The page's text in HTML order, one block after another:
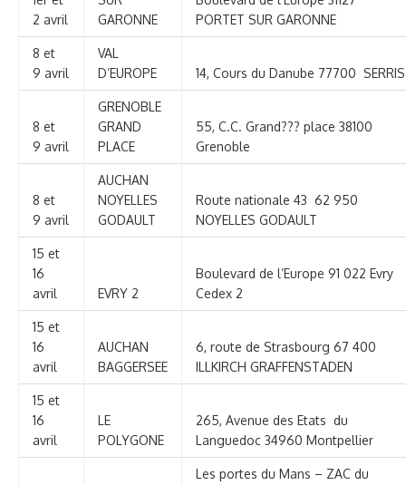
2 avril
GARONNE
PORTET SUR GARONNE
8 et
9 avril
VAL
D’EUROPE
14, Cours du Danube 77700 SERRIS
8 et
9 avril
GRENOBLE
GRAND
PLACE
55, C.C. Grand??? place 38100
Grenoble
8 et
9 avril
AUCHAN
NOYELLES
GODAULT
Route nationale 43 62 950
NOYELLES GODAULT
15 et
16
avril
EVRY 2
Boulevard de l’Europe 91 022 Evry
Cedex 2
15 et
16
avril
AUCHAN
BAGGERSEE
6, route de Strasbourg 67 400
ILLKIRCH GRAFFENSTADEN
15 et
16
avril
LE
POLYGONE
265, Avenue des Etats du
Languedoc 34960 Montpellier
Les portes du Mans – ZAC du